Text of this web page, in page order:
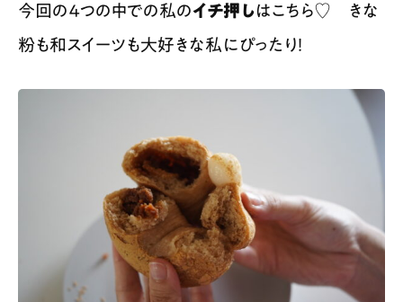
今回の４つの中での私のイチ押しはこちら♡ きな
粉も和スイーツも大好きな私にぴったり！